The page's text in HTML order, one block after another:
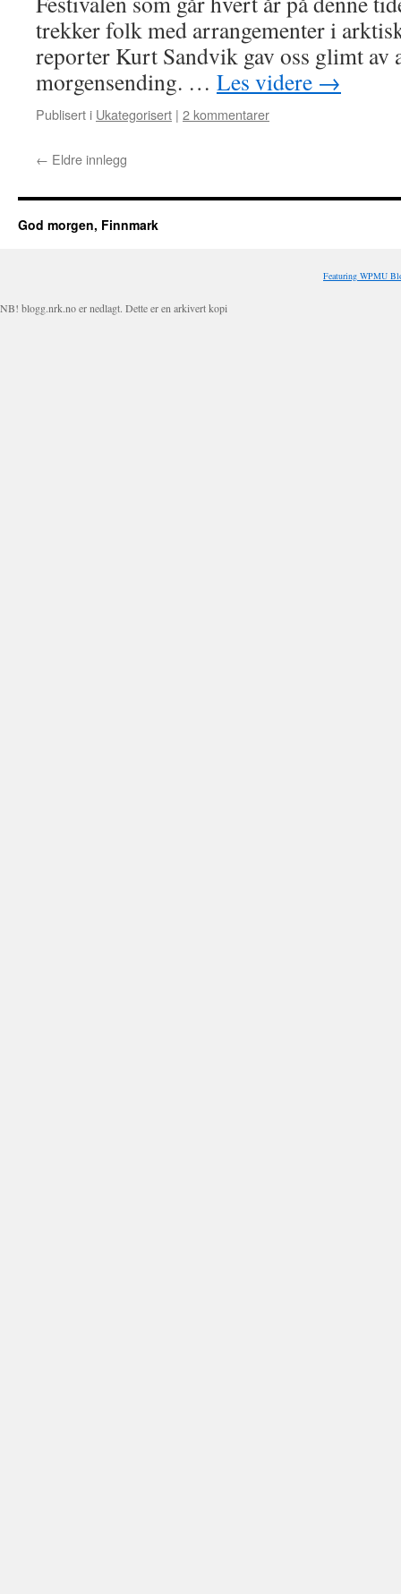
trekker folk med arrangementer i
reporter Kurt Sandvik gav oss glimt av
morgensending. … Les videre →
Publisert i Ukategorisert | 2 kommentarer
← Eldre innlegg
God morgen, Finnmark
Featuring WPMU
NB! blogg.nrk.no er nedlagt. Dette er en arkivert kopi